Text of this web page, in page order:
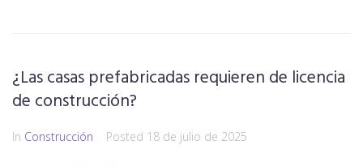
¿Las casas prefabricadas requieren de licencia
de construcción?
In Construcción Posted 18 de julio de 2025